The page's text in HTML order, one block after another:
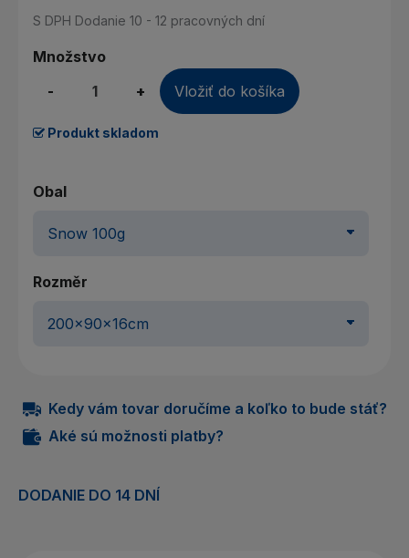
S DPH Dodanie 10 - 12 pracovných dní
Množstvo
-
+ Vložiť do košíka
Produkt skladom
Obal
Rozměr
Kedy vám tovar doručíme a koľko to bude stáť?
Aké sú možnosti platby?
DODANIE DO 14 DNÍ